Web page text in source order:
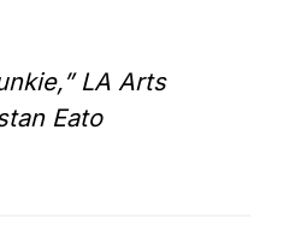
LA Arts
Eato